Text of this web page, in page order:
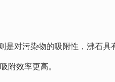
对污染物的吸附性，沸石具
附效率更高。